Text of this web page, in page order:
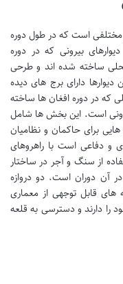
مختلفی است که در طول دوره
بیرونی که در دوره
ساخته شده اند و طرحی
دیوارها دارای برج های دیده
که در دوره افغان ها ساخته
است. این بخش ها شامل
هایی برای حاکمان و نظامیان
و دفاعی است با راهروهای
از سنگ و آجر در ساختار
آن دوران است. دو دروازه
های قابل توجهی از معماری
دارند و دسترسی به قلعه